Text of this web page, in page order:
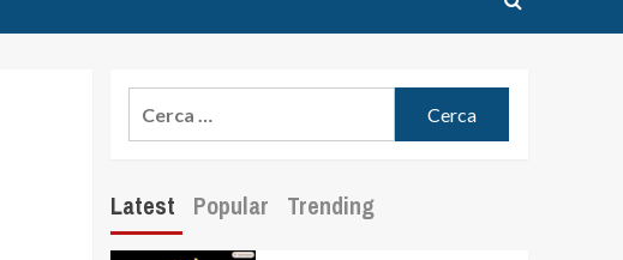
Latest Popular Trending